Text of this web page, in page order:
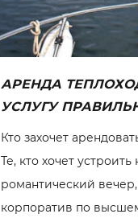
АРЕНДА
УСЛУГУ
Кто захочет
Те, кто хочет
романтический
корпоратив по